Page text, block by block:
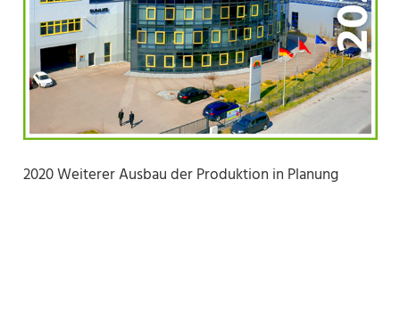
2020 Weiterer Ausbau der Produktion in Planung